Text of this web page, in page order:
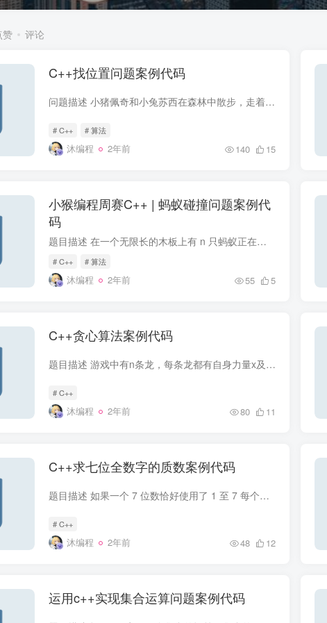
赞 评论
C++找位置问题案例代码
问题描述 小猪佩奇和小兔苏西在森林中散步，走着走着突然迷路了！他们走到了一条小路上，路上有 N 个房子，每个房子有一个彩色的气球。 不幸的是，房子没有门牌号，让小猪佩奇和小兔苏西很难确...
# C++ # 算法
沐编程 2年前 140 15
小猴编程周赛C++ | 蚂蚁碰撞问题案例代
码
题目描述 在一个无限长的木板上有 n 只蚂蚁正在移动。蚂蚁按照从左到右的顺序从 1到 n 编号，每只蚂蚁都在一个与其他蚂蚁互不相同的位置上。 初始时，每只蚂蚁都有一个初始朝向：L 表示向左移动...
# C++ # 算法
沐编程 2年前 55 5
C++贪心算法案例代码
题目描述 游戏中有n条龙，每条龙都有自身力量x及战胜它后的奖励力量 y，当你的力量超过龙时，才能打败龙和获得奖励力量。你可以自由选择挑战顺序，问最后你最多能打败多少条龙？ 案例代码 这是...
# C++
沐编程 2年前 80 11
C++求七位全数字的质数案例代码
题目描述 如果一个 7 位数恰好使用了 1 至 7 每个数字各一次，我们就称其为全数字的。例如，2156437 就是一个 7 位全数字数，同时它恰好也是一个质数。 输出所有全数字的质数。 案例代码 要找到...
# C++
沐编程 2年前 48 12
运用c++实现集合运算问题案例代码